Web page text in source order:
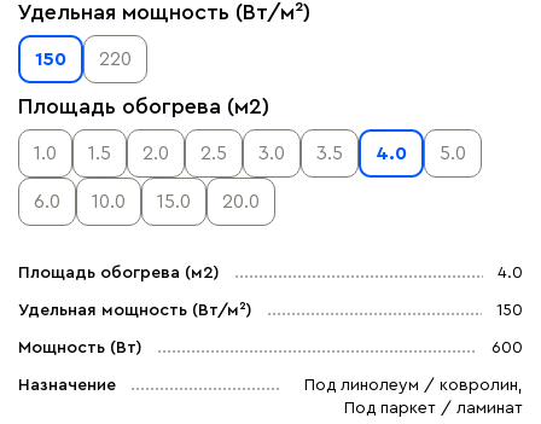
Удельная мощность (Вт/м²)
150 220
Площадь обогрева (м2)
1.0 1.5 2.0 2.5 3.0 3.5 4.0 5.0
6.0 10.0 15.0 20.0
Площадь обогрева (м2) 4.0
Удельная мощность (Вт/м²) 150
Мощность (Вт) 600
Назначение
Под линолеум / ковролин,
Под паркет / ламинат